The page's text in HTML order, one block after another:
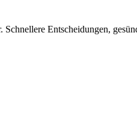
Entscheidungen,